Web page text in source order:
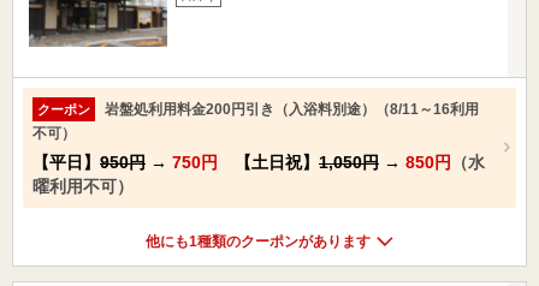
クーポン
岩盤処利用料金200円引き（入浴料別途）（8/11～16利用
不可）
【平日】 950円 → 750円 【土日祝】 1,050円 → 850円
（水
曜利用不可）
他にも1種類のクーポンがあります